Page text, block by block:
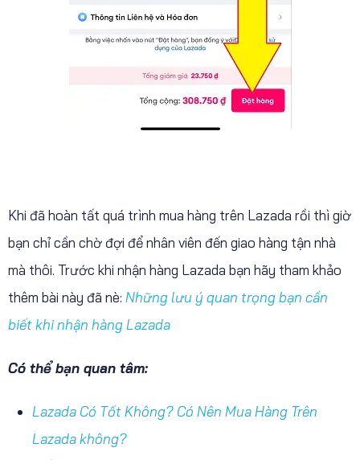
Khi đã hoàn tất quá trình mua hàng trên Lazada rồi thì giờ
bạn chỉ cần chờ đợi để nhân viên đến giao hàng tận nhà
mà thôi. Trước khi nhận hàng Lazada bạn hãy tham khảo
thêm bài này đã nè: Những lưu ý quan trọng bạn cần
biết khi nhận hàng Lazada
Có thể bạn quan tâm:
Lazada Có Tốt Không? Có Nên Mua Hàng Trên
Lazada không?